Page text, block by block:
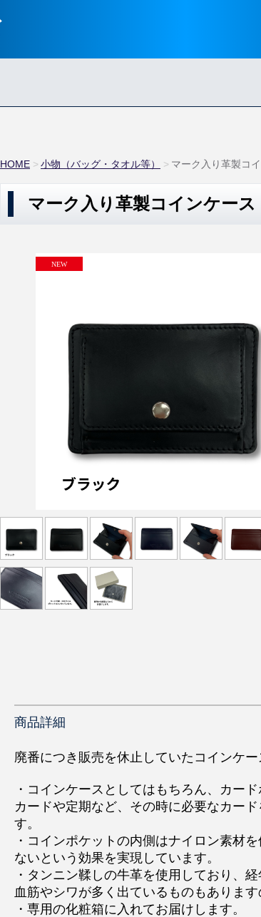
HOME 小物（バッグ・タオル等） マーク入り革製コ
マーク入り革製コインケース
商品詳細
廃番につき販売を休止していたコインケ
・コインケースとしてはもちろん、カー
カードや定期など、その時に必要なカード
す。
・コインポケットの内側はナイロン素材
ないという効果を実現しています。
・タンニン鞣しの牛革を使用しており、
血筋やシワが多く出ているものもあります
・専用の化粧箱に入れてお届けします。